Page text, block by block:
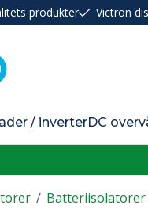
produkter Victron
/ inverterDC
/